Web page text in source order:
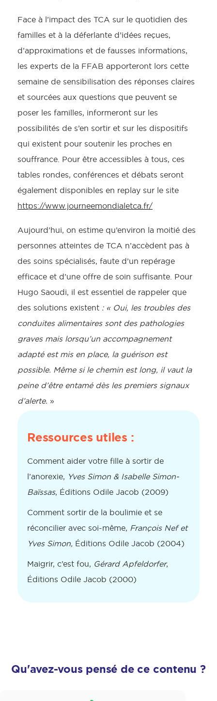
Face à l’impact des TCA sur le quotidien des
familles et à la déferlante d’idées reçues,
d’approximations et de fausses informations,
les experts de la FFAB apporteront lors cette
semaine de sensibilisation des réponses claires
et sourcées aux questions que peuvent se
poser les familles, informeront sur les
possibilités de s’en sortir et sur les dispositifs
qui existent pour soutenir les proches en
souffrance. Pour être accessibles à tous, ces
tables rondes, conférences et débats seront
également disponibles en replay sur le site
https://www.journeemondialetca.fr/
Aujourd’hui, on estime qu’environ la moitié des
personnes atteintes de TCA n’accèdent pas à
des soins spécialisés, faute d’un repérage
efficace et d’une offre de soin suffisante. Pour
Hugo Saoudi, il est essentiel de rappeler que
des solutions existent : « Oui, les troubles des
conduites alimentaires sont des pathologies
graves mais lorsqu’un accompagnement
adapté est mis en place, la guérison est
possible. Même si le chemin est long, il vaut la
peine d’être entamé dès les premiers signaux
d’alerte. »
Ressources utiles :
Comment aider votre fille à sortir de
l’anorexie, Yves Simon & Isabelle Simon-
Baïssas, Éditions Odile Jacob (2009)
Comment sortir de la boulimie et se
réconcilier avec soi-même, François Nef et
Yves Simon, Éditions Odile Jacob (2004)
Maigrir, c’est fou, Gérard Apfeldorfer,
Éditions Odile Jacob (2000)
Qu'avez-vous pensé de ce contenu ?